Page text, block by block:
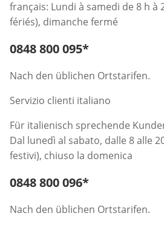
français: Lundi à samedi de 8 h à
fériés), dimanche fermé
Telefonnummer:
0848 800 095*
Nach den üblichen Ortstarifen.
Servizio clienti italiano
Für italienisch sprechende
Dal lunedì al sabato, dalle 8 alle
festivi), chiuso la domenica
Telefonnummer:
0848 800 096*
Nach den üblichen Ortstarifen.